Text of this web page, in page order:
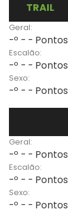
TRAIL
Geral:
-º - - Pontos
Escalão:
-º - - Pontos
Sexo:
-º - - Pontos
Geral:
-º - - Pontos
Escalão:
-º - - Pontos
Sexo:
-º - - Pontos